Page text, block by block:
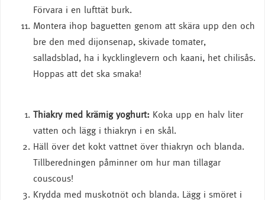
Förvara i en lufttät burk.
Montera ihop baguetten genom att skära upp den och
bre den med dijonsenap, skivade tomater,
salladsblad, ha i kycklinglevern och kaani, het chilisås.
Hoppas att det ska smaka!
Thiakry med krämig yoghurt: Koka upp en halv liter
vatten och lägg i thiakryn i en skål.
Häll över det kokt vattnet över thiakryn och blanda.
Tillberedningen påminner om hur man tillagar
couscous!
Krydda med muskotnöt och blanda. Lägg i smöret i